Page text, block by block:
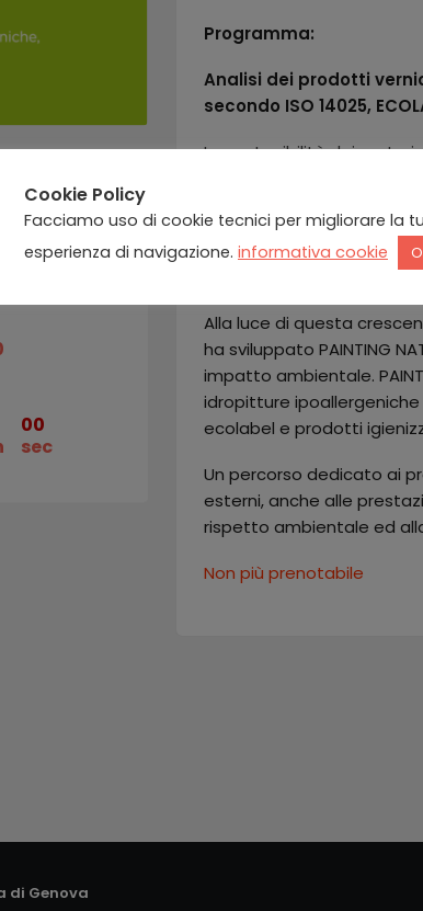
00
sec
Programma:
Analisi dei prodotti
secondo ISO 14025,
La sostenibilità dei
Le recenti normative
mondo dei prodotti
impegno al rispetto
Alla luce di questa
ha sviluppato PAINTING
impatto ambientale.
idropitture
ecolabel e prodotti
Un percorso dedicato ai
esterni, anche alle
rispetto ambientale ed
Non più prenotabile
di Genova
Cookie Policy
Facciamo uso di cookie tecnici per migliorare la
esperienza di navigazione. informativa cookie